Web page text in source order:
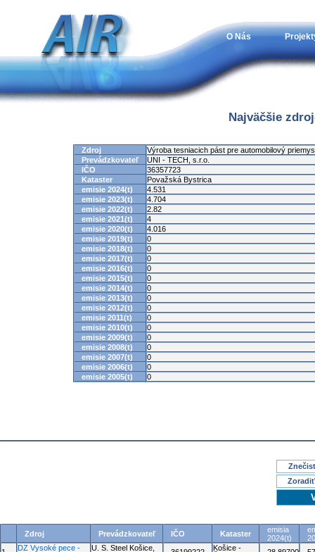
O Nás
Najväčšie
Zdroj
Výroba tesniacich pást pre automobilový
Prevádzkovateľ
UNI - TECH, s.r.o.
IČO
36357723
Kataster
Považská Bystrica
emisie 2024(t)
4.531
emisie 2023(t)
4.704
emisie 2022(t)
2.82
emisie 2021(t)
4
emisie 2020(t)
4.016
emisie 2019(t)
0
emisie 2018(t)
0
emisie 2017(t)
0
emisie 2016(t)
0
emisie 2015(t)
0
emisie 2014(t)
0
emisie 2013(t)
0
emisie 2012(t)
0
emisie 2011(t)
0
emisie 2010(t)
0
emisie 2009(t)
0
emisie 2008(t)
0
emisie 2007(t)
0
emisie 2006(t)
0
emisie 2005(t)
0
Zdroj Prevádzkovateľ IČO Kataster
emisia
2024(t)
DZ Vysoké pece -
U. S. Steel Košice,
Košice -